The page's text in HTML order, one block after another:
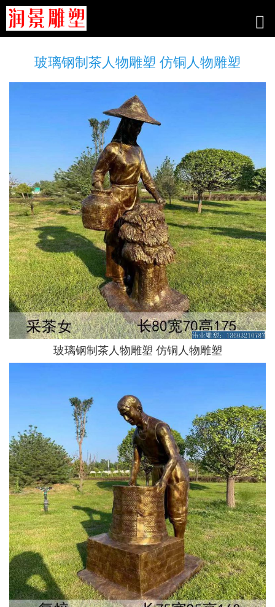
玻璃钢制茶人物雕塑 仿铜人物雕塑
玻璃钢制茶人物雕塑 仿铜人物雕塑